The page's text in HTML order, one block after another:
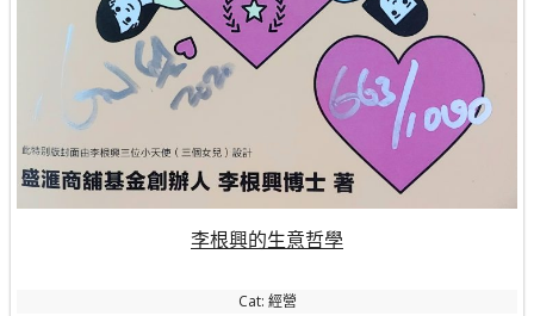
李根興的生意哲學
Cat: 經營